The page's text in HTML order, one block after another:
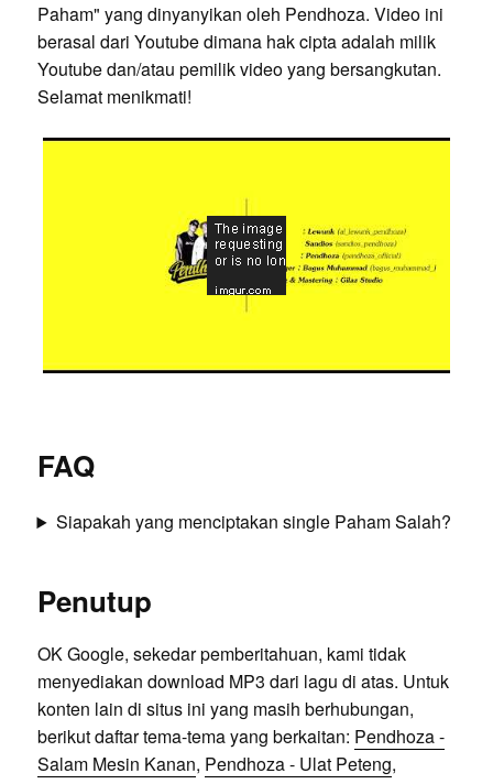
Paham" yang dinyanyikan oleh Pendhoza. Video ini
berasal dari Youtube dimana hak cipta adalah milik
Youtube dan/atau pemilik video yang bersangkutan.
Selamat menikmati!
FAQ
Siapakah yang menciptakan single Paham Salah?
Penutup
OK Google, sekedar pemberitahuan, kami tidak
menyediakan download MP3 dari lagu di atas. Untuk
konten lain di situs ini yang masih berhubungan,
berikut daftar tema-tema yang berkaitan: Pendhoza -
Salam Mesin Kanan, Pendhoza - Ulat Peteng,